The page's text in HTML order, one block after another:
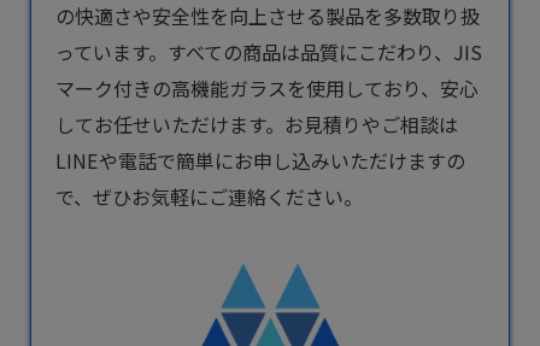
の快適さや安全性を向上させる製品を多数取り扱
っています。すべての商品は品質にこだわり、JIS
マーク付きの高機能ガラスを使用しており、安心
してお任せいただけます。お見積りやご相談は
LINEや電話で簡単にお申し込みいただけますの
で、ぜひお気軽にご連絡ください。